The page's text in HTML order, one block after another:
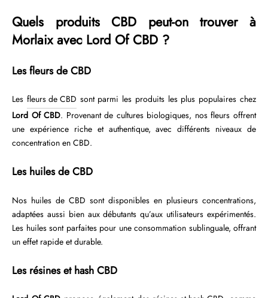
Quels produits CBD peut-on trouver à
Morlaix avec Lord Of CBD ?
Les fleurs de CBD
Les fleurs de CBD sont parmi les produits les plus populaires chez
Lord Of CBD. Provenant de cultures biologiques, nos fleurs offrent
une expérience riche et authentique, avec différents niveaux de
concentration en CBD.
Les huiles de CBD
Nos huiles de CBD sont disponibles en plusieurs concentrations,
adaptées aussi bien aux débutants qu’aux utilisateurs expérimentés.
Les huiles sont parfaites pour une consommation sublinguale, offrant
un effet rapide et durable.
Les résines et hash CBD